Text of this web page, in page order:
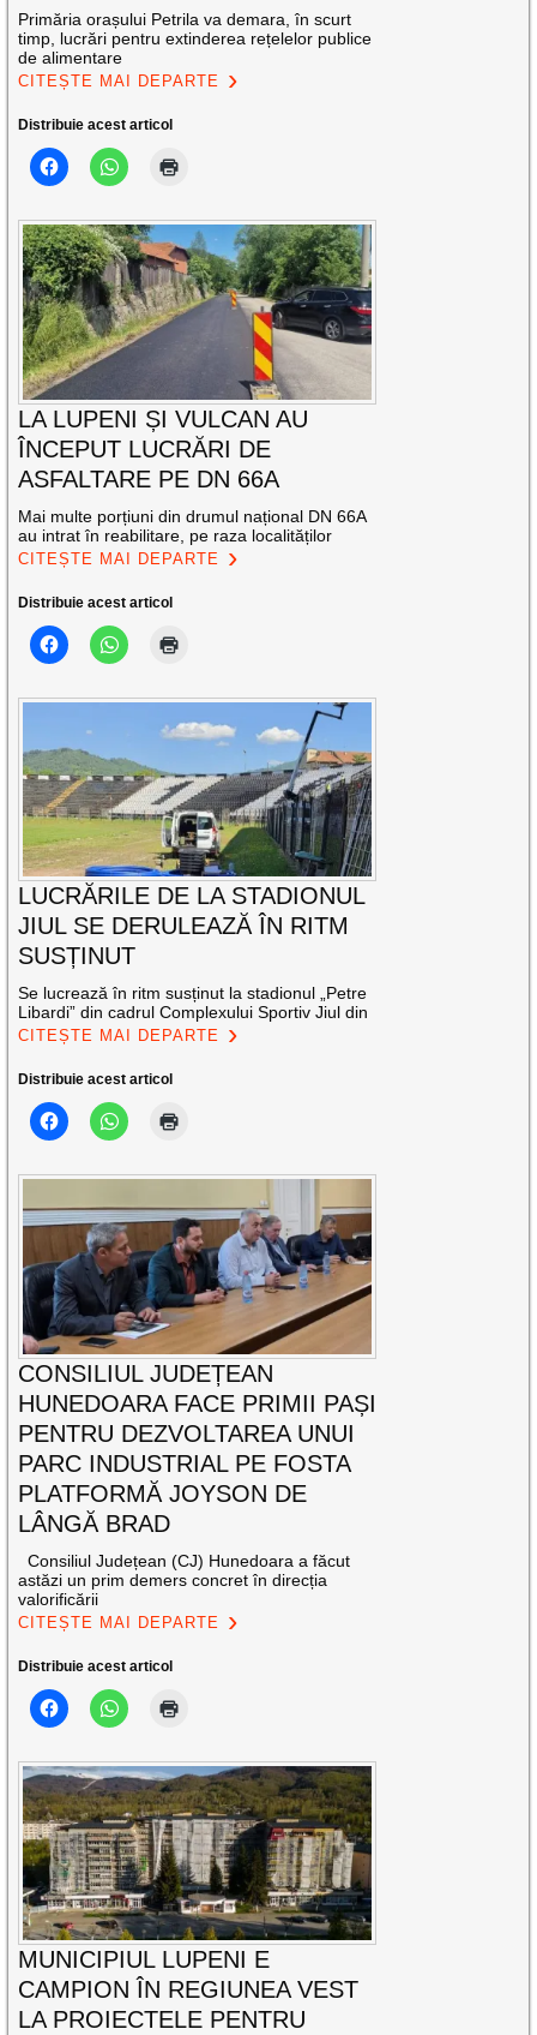
Primăria orașului Petrila va demara, în scurt
timp, lucrări pentru extinderea rețelelor publice
de alimentare
CITEȘTE MAI DEPARTE
Distribuie acest articol
LA LUPENI ȘI VULCAN AU
ÎNCEPUT LUCRĂRI DE
ASFALTARE PE DN 66A
Mai multe porțiuni din drumul național DN 66A
au intrat în reabilitare, pe raza localităților
CITEȘTE MAI DEPARTE
Distribuie acest articol
LUCRĂRILE DE LA STADIONUL
JIUL SE DERULEAZĂ ÎN RITM
SUSȚINUT
Se lucrează în ritm susținut la stadionul „Petre
Libardi” din cadrul Complexului Sportiv Jiul din
CITEȘTE MAI DEPARTE
Distribuie acest articol
CONSILIUL JUDEȚEAN
HUNEDOARA FACE PRIMII PAȘI
PENTRU DEZVOLTAREA UNUI
PARC INDUSTRIAL PE FOSTA
PLATFORMĂ JOYSON DE
LÂNGĂ BRAD
Consiliul Județean (CJ) Hunedoara a făcut
astăzi un prim demers concret în direcția
valorificării
CITEȘTE MAI DEPARTE
Distribuie acest articol
MUNICIPIUL LUPENI E
CAMPION ÎN REGIUNEA VEST
LA PROIECTELE PENTRU